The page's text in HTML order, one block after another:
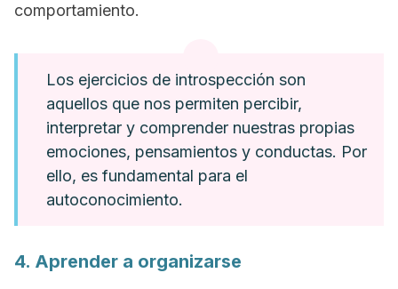
comportamiento.
Los ejercicios de introspección son
aquellos que nos permiten percibir,
interpretar y comprender nuestras propias
emociones, pensamientos y conductas. Por
ello, es fundamental para el
autoconocimiento.
4. Aprender a organizarse